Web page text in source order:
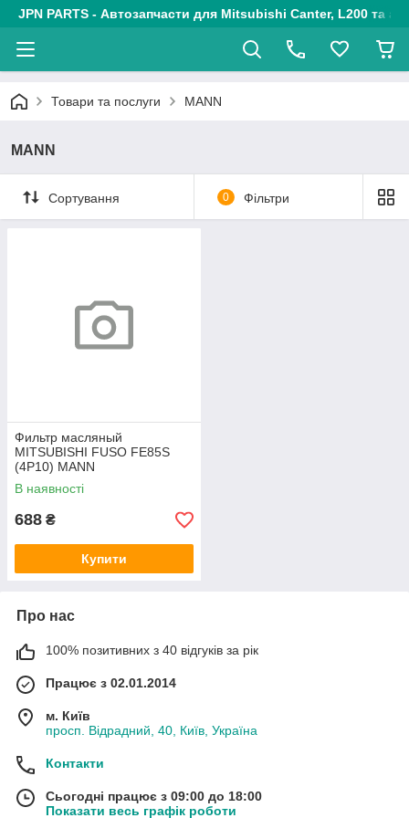
JPN PARTS - Автозапчасти для Mitsubishi Canter, L200 та
Товари та послуги MANN
MANN
Сортування 0 Фільтри
Фильтр масляный
MITSUBISHI FUSO FE85S
(4P10) MANN
В наявності
688 ₴
Купити
Про нас
100% позитивних з 40 відгуків за рік
Працює з 02.01.2014
м. Київ
просп. Відрадний, 40, Київ, Україна
Контакти
Сьогодні працює з 09:00 до 18:00
Показати весь графік роботи